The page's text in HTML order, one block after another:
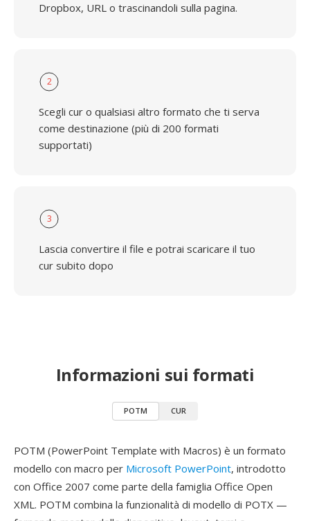
Dropbox, URL o trascinandoli sulla pagina.
2
Scegli cur o qualsiasi altro formato che ti serva
come destinazione (più di 200 formati
supportati)
3
Lascia convertire il file e potrai scaricare il tuo
cur subito dopo
Informazioni sui formati
POTM CUR
POTM (PowerPoint Template with Macros) è un formato
modello con macro per Microsoft PowerPoint, introdotto
con Office 2007 come parte della famiglia Office Open
XML. POTM combina la funzionalità di modello di POTX —